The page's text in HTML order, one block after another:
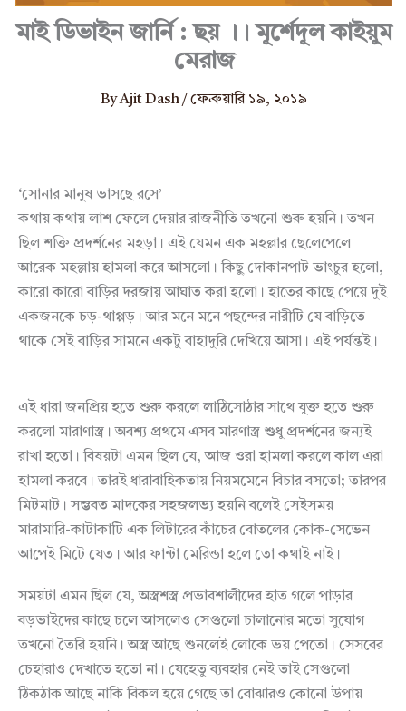
মাই ডিভাইন জার্নি : ছয় ।। মূর্শেদূল কাইয়ুম
মেরাজ
ByAjit Dash/ ফেব্রুয়ারি ১৯, ২০১৯
‘সোনার মানুষ ভাসছে রসে’
কথায় কথায় লাশ ফেলে দেয়ার রাজনীতি তখনো শুরু হয়নি। তখন
ছিল শক্তি প্রদর্শনের মহড়া। এই যেমন এক মহল্লার ছেলেপেলে
আরেক মহল্লায় হামলা করে আসলো। কিছু দোকানপাট ভাংচুর হলো,
কারো কারো বাড়ির দরজায় আঘাত করা হলো। হাতের কাছে পেয়ে দুই
একজনকে চড়-থাপ্পড়। আর মনে মনে পছন্দের নারীটি যে বাড়িতে
থাকে সেই বাড়ির সামনে একটু বাহাদুরি দেখিয়ে আসা। এই পর্যন্তই।
এই ধারা জনপ্রিয় হতে শুরু করলে লাঠিসোঠার সাথে যুক্ত হতে শুরু
করলো মারাণাস্ত্র। অবশ্য প্রথমে এসব মারণাস্ত্র শুধু প্রদর্শনের জন্যই
রাখা হতো। বিষয়টা এমন ছিল যে, আজ ওরা হামলা করলে কাল এরা
হামলা করবে। তারই ধারাবাহিকতায় নিয়মমেনে বিচার বসতো; তারপর
মিটমাট। সম্ভবত মাদকের সহজলভ্য হয়নি বলেই সেইসময়
মারামারি-কাটাকাটি এক লিটারের কাঁচের বোতলের কোক-সেভেন
আপেই মিটে যেত। আর ফান্টা মেরিন্ডা হলে তো কথাই নাই।
সময়টা এমন ছিল যে, অস্ত্রশস্ত্র প্রভাবশালীদের হাত গলে পাড়ার
বড়ভাইদের কাছে চলে আসলেও সেগুলো চালানোর মতো সুযোগ
তখনো তৈরি হয়নি। অস্ত্র আছে শুনলেই লোকে ভয় পেতো। সেসবের
চেহারাও দেখাতে হতো না। যেহেতু ব্যবহার নেই তাই সেগুলো
ঠিকঠাক আছে নাকি বিকল হয়ে গেছে তা বোঝারও কোনো উপায়